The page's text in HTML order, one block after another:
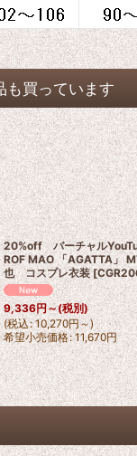
も買っています
20%off バーチャル
ROF MAO 「AGATTA」
也 コスプレ衣装 [
9,336円～(税別)
(税込: 10,270円～)
希望小売価格: 11,670円